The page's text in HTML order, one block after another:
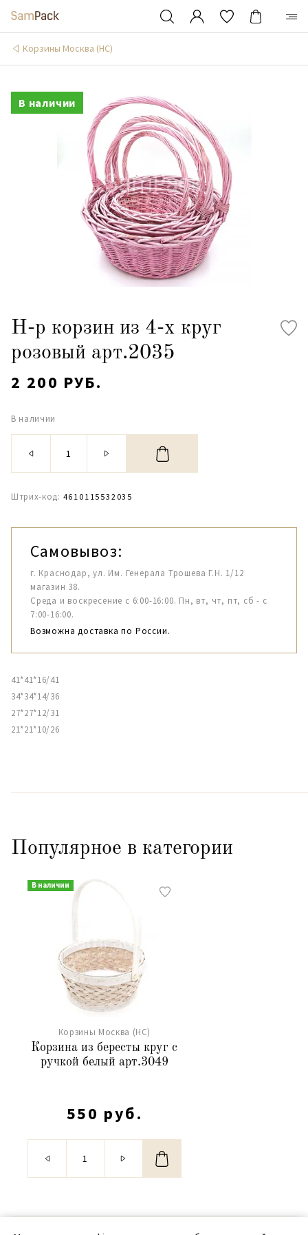
Корзины Москва (НС)
В наличии
Н-р корзин из 4-х круг
розовый арт.2035
2 200 РУБ.
В наличии
Штрих-код: 4610115532035
Самовывоз:
г. Краснодар, ул. Им. Генерала Трошева Г.Н. 1/12
магазин 38.
Среда и воскресение с 6:00-16:00. Пн, вт, чт, пт, сб - с
7:00-16:00.
Возможна доставка по России.
41*41*16/41
34*34*14/36
27*27*12/31
21*21*10/26
Популярное в категории
В наличии
Корзины Москва (НС)
Корзина из бересты круг с
ручкой белый арт.3049
550 руб.